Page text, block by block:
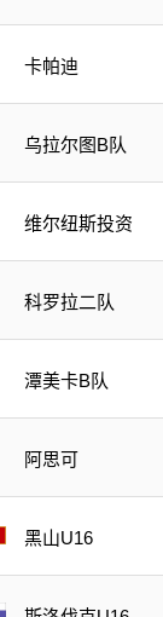
卡帕迪
乌拉尔图B队
维尔纽斯投资
科罗拉二队
潭美卡B队
阿思可
黑山U16